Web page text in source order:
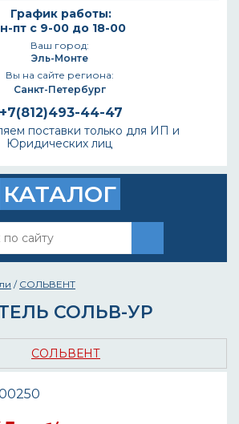
График работы:
пт с 9-00 до 18-00
Ваш город:
Эль-Монте
Вы на сайте региона:
Санкт-Петербург
+7(812)493-44-47
поставки только для ИП и
Юридических лиц
КАТАЛОГ
/ СОЛЬВЕНТ
СОЛЬВ-УР